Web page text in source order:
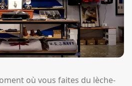
où vous faites du lèche-